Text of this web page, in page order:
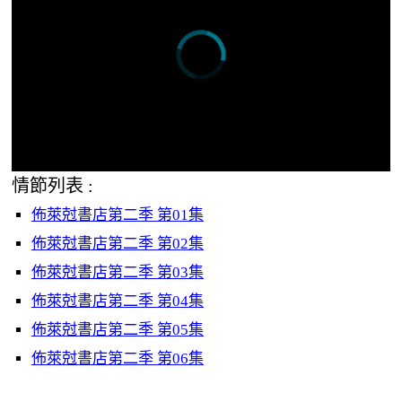
情節列表 :
佈萊尅書店第二季 第01集
佈萊尅書店第二季 第02集
佈萊尅書店第二季 第03集
佈萊尅書店第二季 第04集
佈萊尅書店第二季 第05集
佈萊尅書店第二季 第06集